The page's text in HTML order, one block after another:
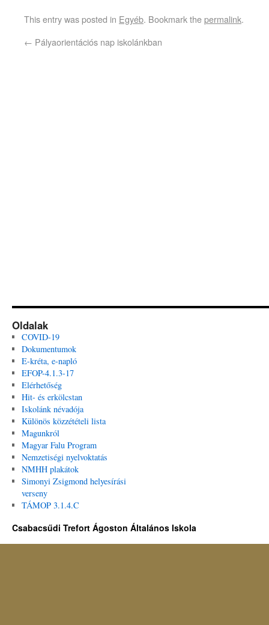
This entry was posted in Egyéb. Bookmark thepermalink.
← Pályaorientációs nap iskolánkban
Oldalak
COVID-19
Dokumentumok
E-kréta, e-napló
EFOP-4.1.3-17
Elérhetőség
Hit- és erkölcstan
Iskolánk névadója
Különös közzétételi lista
Magunkról
Magyar Falu Program
Nemzetiségi nyelvoktatás
NMHH plakátok
Simonyi Zsigmond helyesírási
verseny
TÁMOP 3.1.4.C
Csabacsűdi Trefort Ágoston Általános Iskola